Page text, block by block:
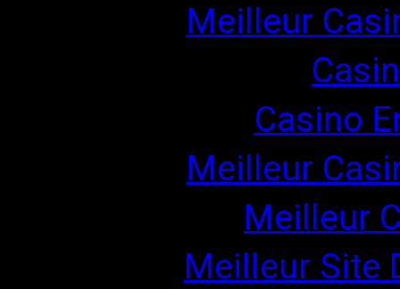
Meilleur
Casino
Meilleur
Meilleur
Meilleur Site